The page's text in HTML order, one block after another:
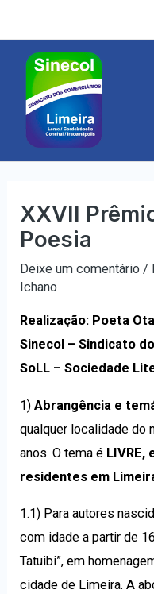
XXVII
Poesia
Deixe um comentário /
Ichano
Realização: Poeta
Sinecol – Sindicato
SoLL – Sociedade
1)Abrangência e
qualquer localidade do
anos. O tema é LIVRE,
residentes em
1.1) Para autores
com idade a partir de
Tatuibi”, em
cidade de Limeira. A